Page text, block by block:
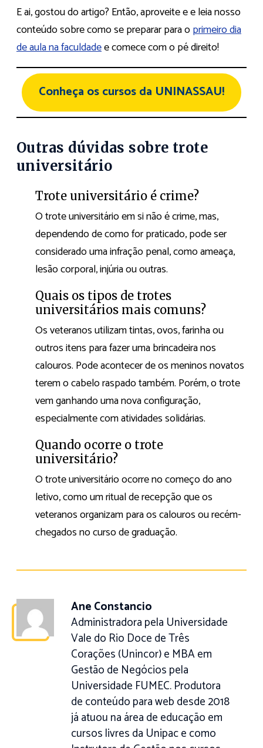
E ai, gostou do artigo? Então, aproveite e e leia nosso
conteúdo sobre como se preparar para oprimeiro dia
de aula na faculdadee comece com o pé direito!
Conheça os cursos da UNINASSAU!
Outras dúvidas sobre trote
universitário
Trote universitário é crime?
O trote universitário em si não é crime, mas,
dependendo de como for praticado, pode ser
considerado uma infração penal, como ameaça,
lesão corporal, injúria ou outras.
Quais os tipos de trotes
universitários mais comuns?
Os veteranos utilizam tintas, ovos, farinha ou
outros itens para fazer uma brincadeira nos
calouros. Pode acontecer de os meninos novatos
terem o cabelo raspado também. Porém, o trote
vem ganhando uma nova configuração,
especialmente com atividades solidárias.
Quando ocorre o trote
universitário?
O trote universitário ocorre no começo do ano
letivo, como um ritual de recepção que os
veteranos organizam para os calouros ou recém-
chegados no curso de graduação.
Ane Constancio
Administradora pela Universidade
Vale do Rio Doce de Três
Corações (Unincor) e MBA em
Gestão de Negócios pela
Universidade FUMEC. Produtora
de conteúdo para web desde 2018
já atuou na área de educação em
cursos livres da Unipac e como